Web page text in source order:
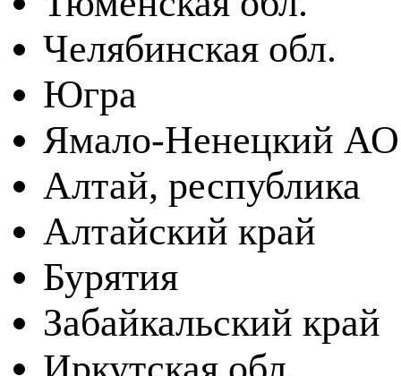
Челябинская обл.
Югра
Ямало-Ненецкий АО
Алтай, республика
Алтайский край
Бурятия
Забайкальский край